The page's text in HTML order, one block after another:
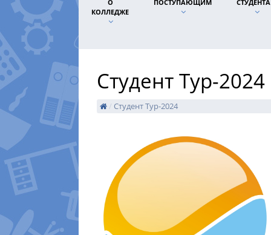
О
КОЛЛЕДЖЕ
ПОСТУПАЮЩИМ
Студент Тур-2024
/ Студент Тур-2024